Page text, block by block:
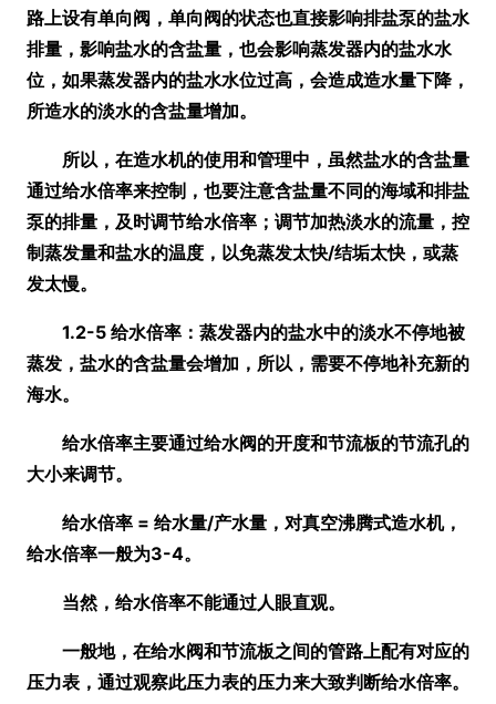
路上设有单向阀，单向阀的状态也直接影响排盐泵的盐水
排量，影响盐水的含盐量，也会影响蒸发器内的盐水水
位，如果蒸发器内的盐水水位过高，会造成造水量下降，
所造水的淡水的含盐量增加。
所以，在造水机的使用和管理中，虽然盐水的含盐量
通过给水倍率来控制，也要注意含盐量不同的海域和排盐
泵的排量，及时调节给水倍率；调节加热淡水的流量，控
制蒸发量和盐水的温度，以免蒸发太快/结垢太快，或蒸
发太慢。
1.2-5 给水倍率：蒸发器内的盐水中的淡水不停地被
蒸发，盐水的含盐量会增加，所以，需要不停地补充新的
海水。
给水倍率主要通过给水阀的开度和节流板的节流孔的
大小来调节。
给水倍率 = 给水量/产水量，对真空沸腾式造水机，
给水倍率一般为3-4。
当然，给水倍率不能通过人眼直观。
一般地，在给水阀和节流板之间的管路上配有对应的
压力表，通过观察此压力表的压力来大致判断给水倍率。